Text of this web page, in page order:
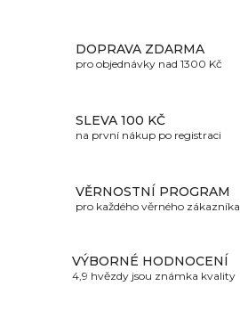
DOPRAVA ZDARMA
pro objednávky nad 1300 Kč
SLEVA 100 KČ
na první nákup po registraci
VĚRNOSTNÍ PROGRAM
pro každého věrného zákazníka
VÝBORNÉ HODNOCENÍ
4,9 hvězdy jsou známka kvality